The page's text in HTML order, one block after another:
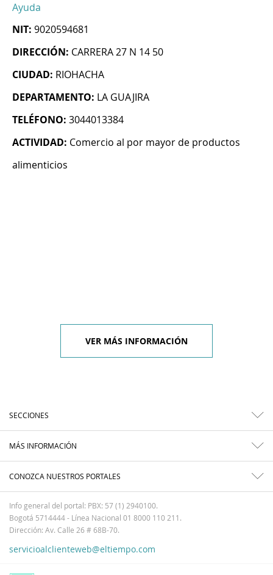
Ayuda
NIT: 9020594681
DIRECCIÓN: CARRERA 27 N 14 50
CIUDAD: RIOHACHA
DEPARTAMENTO: LA GUAJIRA
TELÉFONO: 3044013384
ACTIVIDAD: Comercio al por mayor de productos
alimenticios
VER MÁS INFORMACIÓN
SECCIONES
MÁS INFORMACIÓN
CONOZCA NUESTROS PORTALES
Info general del portal: PBX: 57 (1) 2940100.
Bogotá 5714444 - Línea Nacional 01 8000 110 211.
Dirección: Av. Calle 26 # 68B-70.
servicioalclienteweb@eltiempo.com